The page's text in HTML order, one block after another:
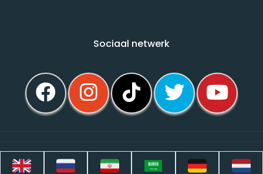
Sociaal netwerk